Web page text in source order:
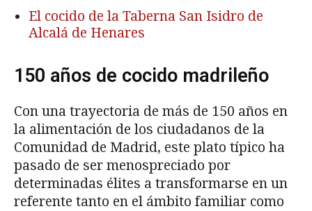
El cocido de la Taberna San Isidro de
Alcalá de Henares
150 años de cocido madrileño
Con una trayectoria de más de 150 años en
la alimentación de los ciudadanos de la
Comunidad de Madrid, este plato típico ha
pasado de ser menospreciado por
determinadas élites a transformarse en un
referente tanto en el ámbito familiar como